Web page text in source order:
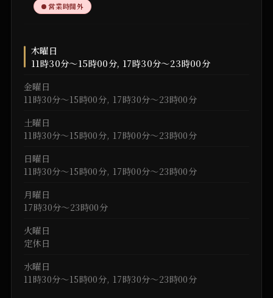
営業時間外
木曜日
11時30分～15時00分, 17時30分～23時00分
金曜日
11時30分～15時00分, 17時30分～23時00分
土曜日
11時30分～15時00分, 17時00分～23時00分
日曜日
11時30分～15時00分, 17時00分～23時00分
月曜日
17時30分～23時00分
火曜日
定休日
水曜日
11時30分～15時00分, 17時30分～23時00分